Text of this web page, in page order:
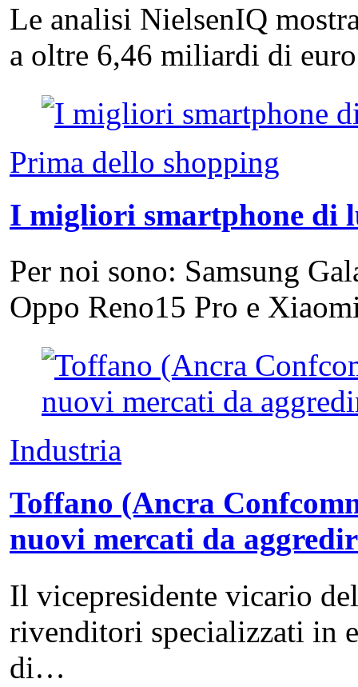
Le analisi NielsenIQ
a oltre 6,46 miliardi di
Prima dello shopping
I migliori smartphone di
Per noi sono: Samsung
Oppo Reno15 Pro e
Industria
Toffano (Ancra
nuovi mercati da
Il vicepresidente vicario
rivenditori specializzati in
di…